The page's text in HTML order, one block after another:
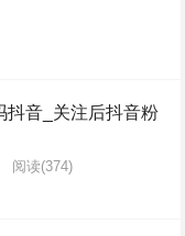
抖音_关注后抖音粉
阅读(374)